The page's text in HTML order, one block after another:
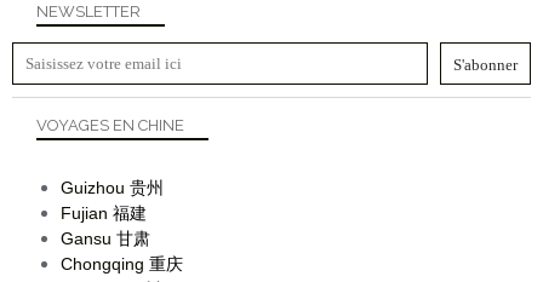
NEWSLETTER
VOYAGES EN CHINE
Guizhou 贵州
Fujian 福建
Gansu 甘肃
Chongqing 重庆